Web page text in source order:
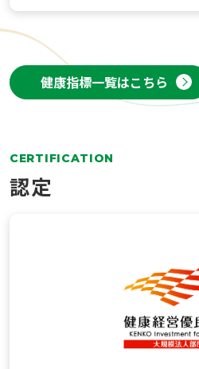
健康指標一覧はこちら
CERTIFICATION
認定